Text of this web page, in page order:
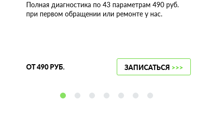
Полная диагностика по 43 параметрам 490 руб.
при первом обращении или ремонте у нас.
ОТ 490 РУБ. ЗАПИСАТЬСЯ >>>